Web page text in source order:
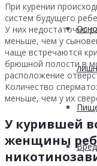
При курении
систем будущего
У них недостаточно
меньше, чем у
чаще встречаются
брюшной полости в
расположение
Количество
меньше, чем у их
У курившей
женщины